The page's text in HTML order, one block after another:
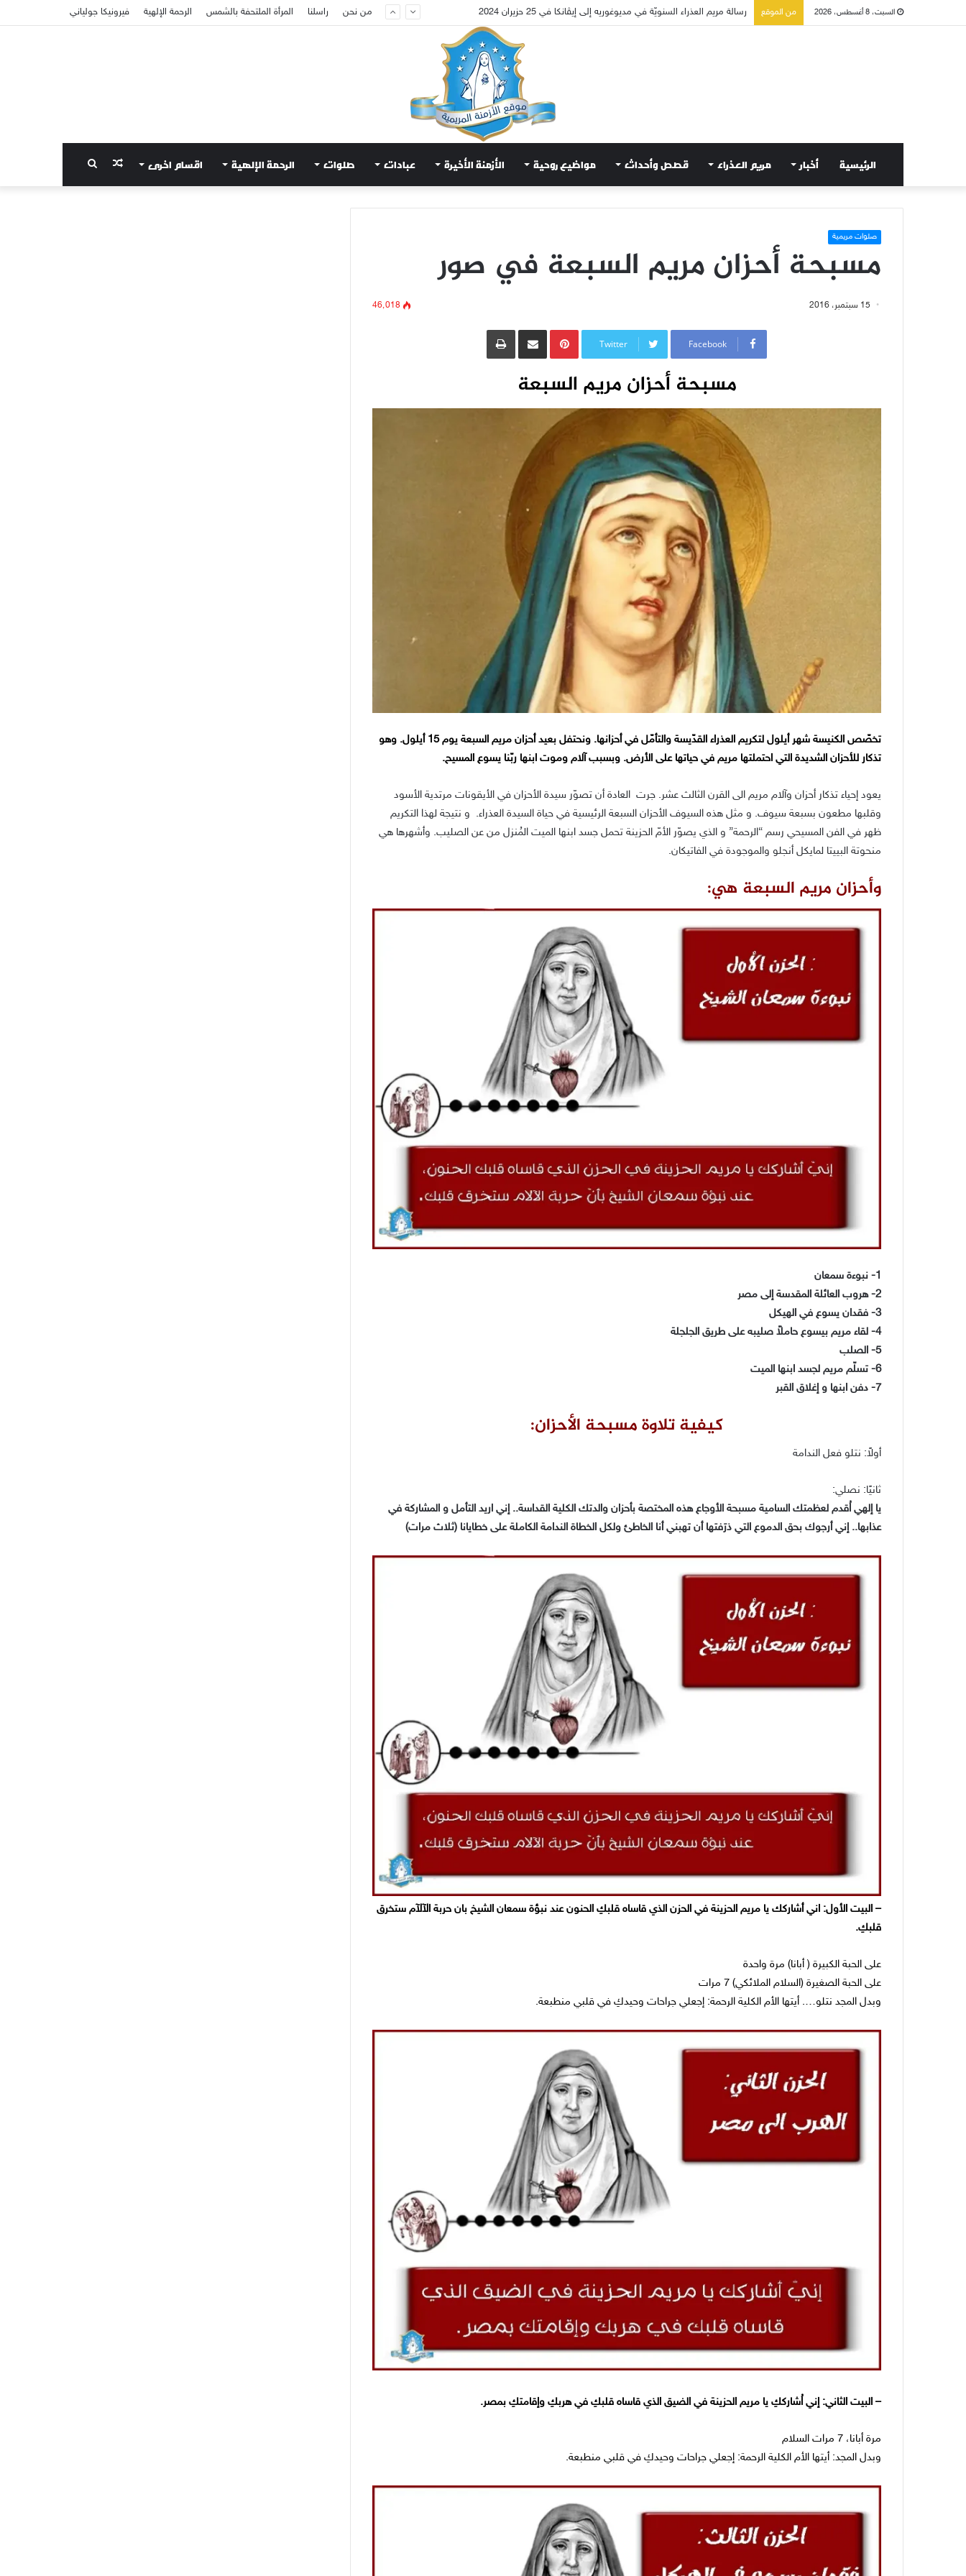
السبت، 8 أغسطس، 2026 من الموقع تسع أول سبوت بدل خمسة لتعويض قلب مريم الطاهر هذا ما يطلبه يسوع! من نحن راسلنا المرأة الملتحفة بالشمس الرحمة الإلهية فيرونيكا جولياني
الرئيسية أخبار مريم العذراء قصص وأحداث مواضيع روحية الأزمنة الأخيرة عبادات صلوات الرحمة الإلهية اقسام اخرى بحث مقال
صلوات مريمية
مسبحة أحزان مريم السبعة في صور
15 سبتمبر، 2016 46٬018
Facebook
Twitter
Pinterestمشاركة عبر البريد طباعة
مسبحة أحزان مريم السبعة
تخصّص الكنيسة شهر أيلول لتكريم العذراء القدّيسة والتأمّل في أحزانها. ونحتفل بعيد أحزان مريم السبعة يوم 15 أيلول. وهو
تذكار للأحزان الشديدة التي احتملتها مريم في حياتها على الأرض. وبسبب آلام وموت ابنها ربّنا يسوع المسيح.
يعود إحياء تذكار أحزان وآلام مريم الى القرن الثالث عشر. جرت العادة أن تصوّر سيدة الأحزان في الأيقونات مرتدية الأسود
وقلبها مطعون بسبعة سيوف. و مثل هذه السيوف الأحزان السبعة الرئيسية في حياة السيدة العذراء. و نتيجة لهذا التكريم
ظهر في الفن المسيحي رسم “الرحمة” و الذي يصوّر الأمّ الحزينة تحمل جسد ابنها الميت المُنزل من عن الصليب. وأشهرها هي
منحوتة البييتا لمايكل أنجلو والموجودة في الفاتيكان.
وأحزان مريم السبعة هي:
1- نبوءة سمعان
2- هروب العائلة المقدسة إلى مصر
3- فقدان يسوع في الهيكل
4- لقاء مريم بيسوع حاملاً صليبه على طريق الجلجلة
5- الصلب
6- تسلّم مريم لجسد ابنها الميت
7- دفن ابنها و إغلاق القبر
كيفية تلاوة مسبحة الأحزان:
أولاً: نتلو فعل الندامة
ثانيًا: نصلي:
يا إلهي اُقدم لعظمتك السامية مسبحة الأوجاع هذه المختصة بأحزان والدتك الكلية القداسة.. إني اريد التأمل و المشاركة في
عذابها.. إني أرجوك بحق الدموع التي ذرَفتها أن تهبني أنا الخاطئ ولكل الخطاة الندامة الكاملة على خطايانا (ثلاث مرات)
– البيت الأول: اني أشاركك يا مريم الحزينة في الحزن الذي قاساه قلبكِ الحنون عند نبؤة سمعان الشيخ بان حربة الآلآم ستخرق
قلبكِ.
على الحبة الكبيرة ( أبانا) مرة واحدة
على الحبة الصغيرة (السلام الملائكي) 7 مرات
وبدل المجد نتلو…. أيتها الأم الكلية الرحمة: إجعلي جراحات وحيدكِ في قلبي منطبعة.
– البيت الثاني: إني اُشارككِ يا مريم الحزينة في الضيق الذي قاساه قلبكِ في هربكِ وإقامتكِ بمصر.
مرة أبانا، 7 مرات السلام
وبدل المجد: أيتها الأم الكلية الرحمة: إجعلي جراحات وحيدكِ في قلبي منطبعة.